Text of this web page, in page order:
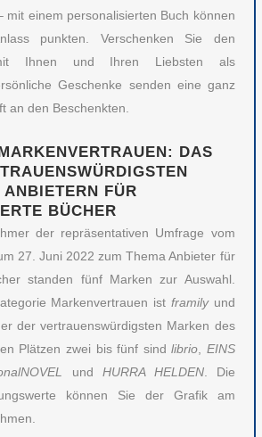
mit einem personalisierten Buch können
punkten. Verschenken Sie den
Ihnen und Ihren Liebsten als
Geschenke senden eine ganz
an den Beschenkten.
DAS
FÜR
BÜCHER
der repräsentativen Umfrage vom
27. Juni 2022 zum Thema Anbieter für
standen fünf Marken zur Auswahl.
Markenvertrauen ist framily und
der vertrauenswürdigsten Marken des
Plätzen zwei bis fünf sindlibrio
EINS
und HURRA HELDEN. Die
können Sie der Grafik am